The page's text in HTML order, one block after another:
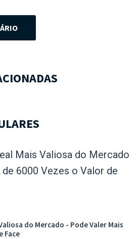
do Mercado - Pode Valer Mais
Face